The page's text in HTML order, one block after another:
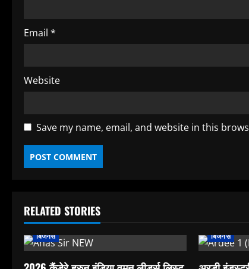
Email *
Website
Save my name, email, and website in this
RELATED STORIES
बिजनेस बिजनेस